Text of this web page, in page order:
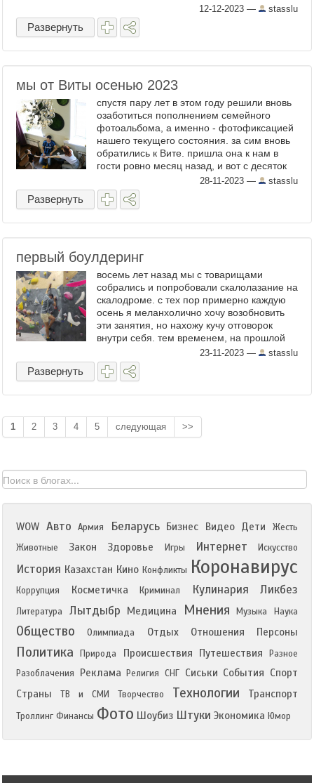
и его мать, жена моя. Так что у меня
появились и фото, и видео ...
12-12-2023 — stasslu
Развернуть
мы от Виты осенью 2023
спустя пару лет в этом году решили вновь
озаботиться пополнением семейного
фотоальбома, а именно - фотофиксацией
нашего текущего состояния. за сим вновь
обратились к Вите. пришла она к нам в
гости ровно месяц назад, и вот с десяток
картинок, которые останутся у нас на
память (там вообще ...
28-11-2023 — stasslu
Развернуть
первый боулдеринг
восемь лет назад мы с товарищами
собрались и попробовали скалолазание на
скалодроме. с тех пор примерно каждую
осень я меланхолично хочу возобновить
эти занятия, но нахожу кучу отговорок
внутри себя. тем временем, на прошлой
неделе Настя заявила, что хочет на
выходных семейный отдых на ...
23-11-2023 — stasslu
Развернуть
1 2 3 4 5 следующая >>
WOW Авто Армия Беларусь Бизнес Видео Дети
Жесть
Животные
Закон Здоровье Игры Интернет Искусство
История Казахстан Кино Конфликты Коронавирус
Коррупция Косметичка Криминал Кулинария Ликбез
Литература Лытдыбр Медицина Мнения Музыка Наука
Общество Олимпиада Отдых Отношения Персоны
Политика Природа Происшествия Путешествия
Разное
Разоблачения
Реклама Религия СНГ Сиськи События Спорт
Страны
ТВ и СМИ Творчество Технологии Транспорт
Троллинг Финансы Фото Шоубиз Штуки Экономика Юмор